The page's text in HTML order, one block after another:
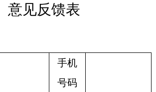
意见反馈表
手机
号码